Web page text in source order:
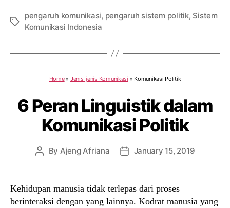
Tags
pengaruh komunikasi, pengaruh sistem politik, Sistem
Komunikasi Indonesia
Home» Jenis-jenis Komunikasi » Komunikasi Politik
6 Peran Linguistik dalam
Komunikasi Politik
Post
By Ajeng Afriana
PostJanuary 15, 2019
Kehidupan manusia tidak terlepas dari proses
berinteraksi dengan yang lainnya. Kodrat manusia yang